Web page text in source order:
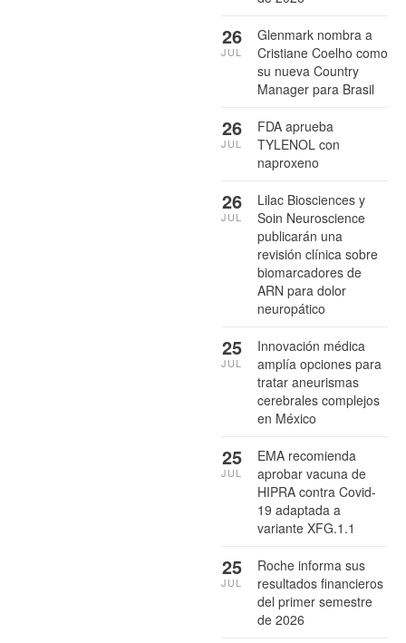
Glenmark nombra a
Cristiane Coelho como
su nueva Country
Manager para Brasil
26
JUL
FDA aprueba
TYLENOL con
naproxeno
26
JUL
Lilac Biosciences y
Soin Neuroscience
publicarán una
revisión clínica sobre
biomarcadores de
ARN para dolor
neuropático
26
JUL
Innovación médica
amplía opciones para
tratar aneurismas
cerebrales complejos
en México
25
JUL
EMA recomienda
aprobar vacuna de
HIPRA contra Covid-
19 adaptada a
variante XFG.1.1
25
JUL
Roche informa sus
resultados financieros
del primer semestre
de 2026
25
JUL